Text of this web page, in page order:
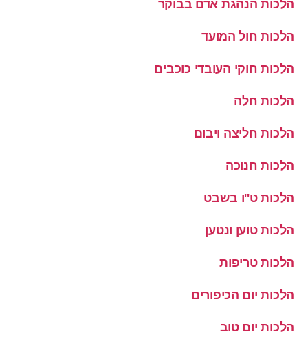
הלכות הנהגת אדם בבוקר
הלכות חול המועד
הלכות חוקי העובדי כוכבים
הלכות חלה
הלכות חליצה ויבום
הלכות חנוכה
הלכות ט''ו בשבט
הלכות טוען ונטען
הלכות טריפות
הלכות יום הכיפורים
הלכות יום טוב